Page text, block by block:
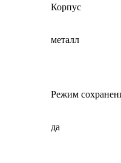
Корпус
металл
Режим
да